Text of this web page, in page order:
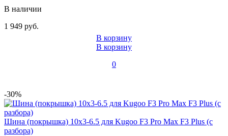
В наличии
1 949 руб.
В корзину
В корзину
0
-30%
Шина (покрышка) 10x3-6.5 для Kugoo F3 Pro Max F3 Plus (с
разбора)